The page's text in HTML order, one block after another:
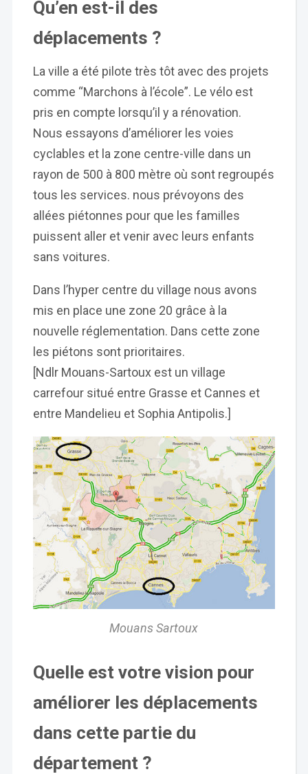
Qu’en est-il des
déplacements ?
La ville a été pilote très tôt avec des projets
comme “Marchons à l’école”. Le vélo est
pris en compte lorsqu’il y a rénovation.
Nous essayons d’améliorer les voies
cyclables et la zone centre-ville dans un
rayon de 500 à 800 mètre où sont regroupés
tous les services. nous prévoyons des
allées piétonnes pour que les familles
puissent aller et venir avec leurs enfants
sans voitures.
Dans l’hyper centre du village nous avons
mis en place une zone 20 grâce à la
nouvelle réglementation. Dans cette zone
les piétons sont prioritaires.
[Ndlr Mouans-Sartoux est un village
carrefour situé entre Grasse et Cannes et
entre Mandelieu et Sophia Antipolis.]
Mouans Sartoux
Quelle est votre vision pour
améliorer les déplacements
dans cette partie du
département ?